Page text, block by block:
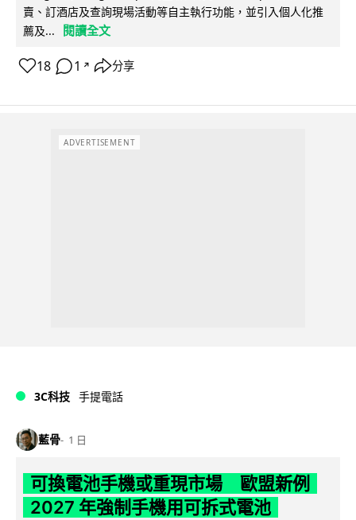
賣、訂酒店及查詢現場活動等自主執行功能，並引入個人化推
薦及...
閱讀全文
18 1 ↗ 分享
ADVERTISEMENT
3C科技 手提電話
藍骨 1 日
可換電池手機或重現市場 歐盟新例
2027 年強制手機用可拆式電池